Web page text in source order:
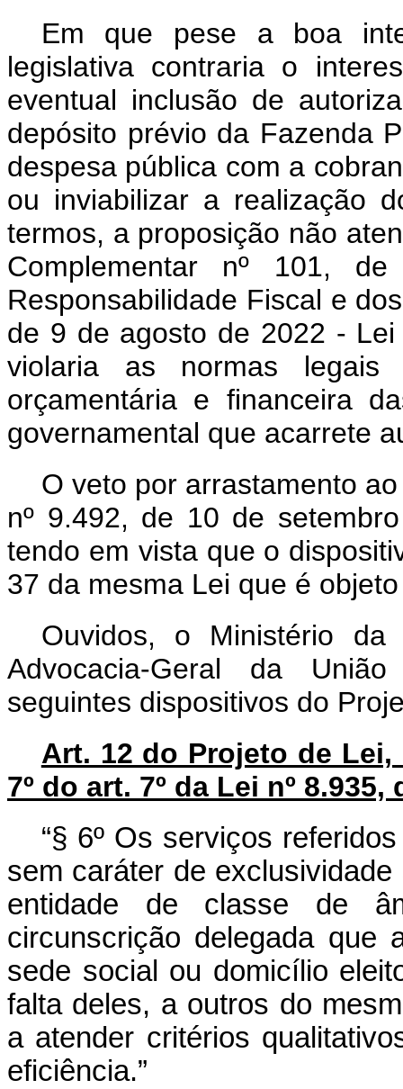
Em que pese a boa
legislativa contraria o
eventual inclusão de
depósito prévio da Fazenda
despesa pública com a
ou inviabilizar a realização
termos, a proposição não
Complementar nº 101,
Responsabilidade Fiscal e
de 9 de agosto de 2022 -
violaria as normas
orçamentária e financeira
governamental que acarrete
O veto por arrastamento
nº 9.492, de 10 de
tendo em vista que o
37 da mesma Lei que é
Ouvidos, o Ministério
Advocacia-Geral da
seguintes dispositivos do
Art. 12 do Projeto de Lei,
7º do art. 7º da Lei nº
“§ 6º Os serviços
sem caráter de
entidade de classe de
circunscrição delegada que
sede social ou domicílio
falta deles, a outros do
a atender critérios
eficiência.”